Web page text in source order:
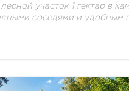
участок 1 гектар в
соседями и удобным
локация с...